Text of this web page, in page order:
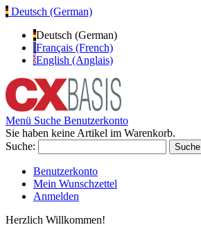
Deutsch (German)
Deutsch (German)
Français (French)
English (Anglais)
Menü Suche Benutzerkonto
Sie haben keine Artikel im Warenkorb.
Suche:
Suche
Benutzerkonto
Mein Wunschzettel
Anmelden
Herzlich Willkommen!